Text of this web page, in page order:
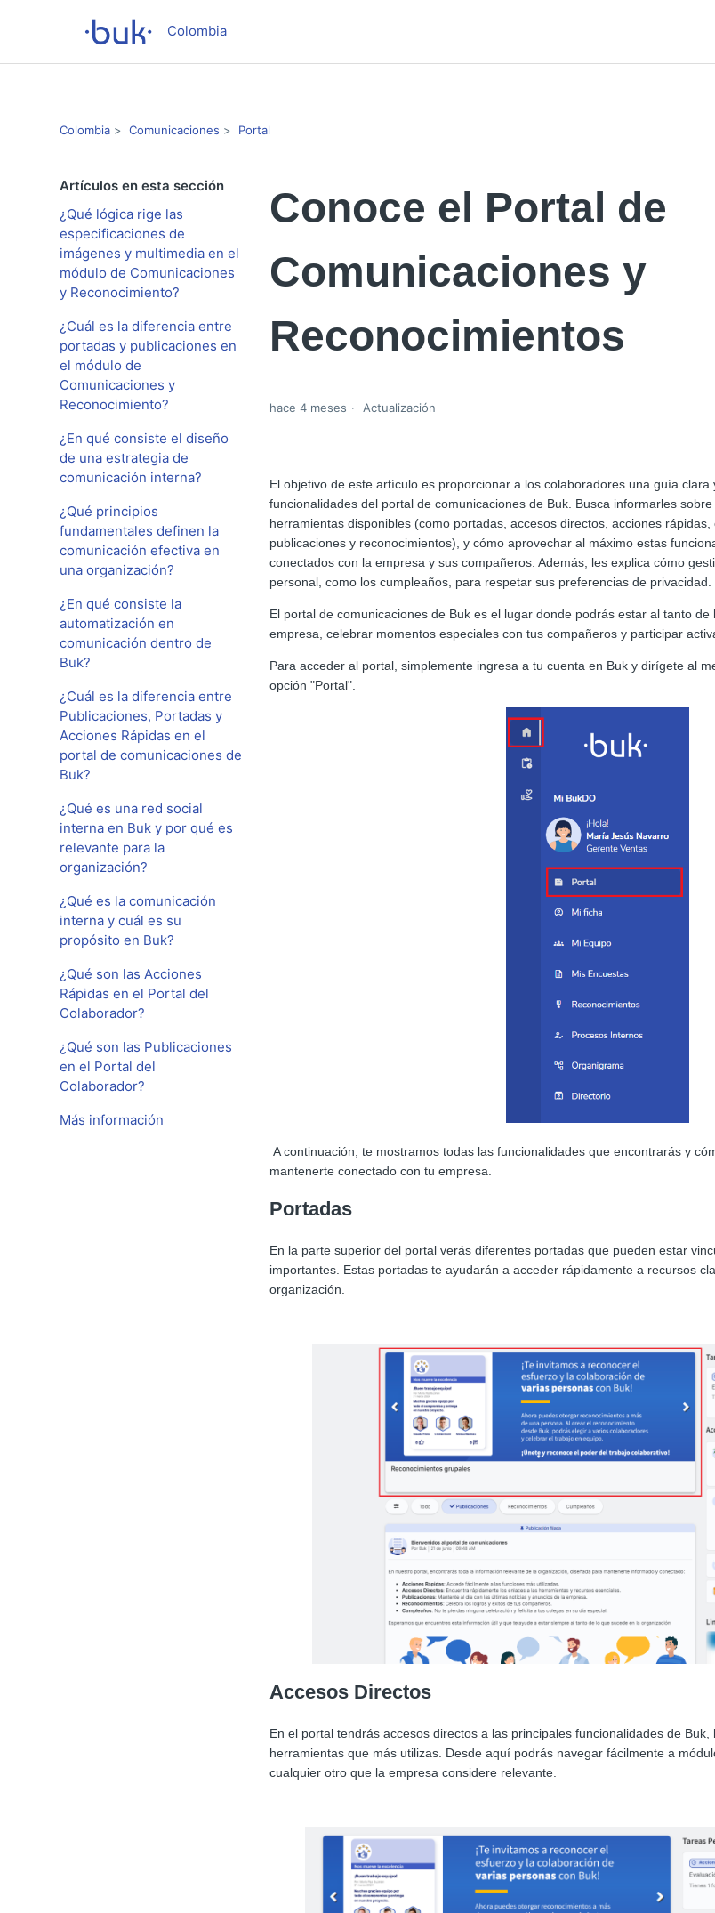
Colombia
Colombia Comunicaciones Portal
Artículos en esta sección
¿Qué lógica rige las
especificaciones de
imágenes y multimedia en el
módulo de Comunicaciones
y Reconocimiento?
¿Cuál es la diferencia entre
portadas y publicaciones en
el módulo de
Comunicaciones y
Reconocimiento?
¿En qué consiste el diseño
de una estrategia de
comunicación interna?
¿Qué principios
fundamentales definen la
comunicación efectiva en
una organización?
¿En qué consiste la
automatización en
comunicación dentro de
Buk?
¿Cuál es la diferencia entre
Publicaciones, Portadas y
Acciones Rápidas en el
portal de comunicaciones de
Buk?
¿Qué es una red social
interna en Buk y por qué es
relevante para la
organización?
¿Qué es la comunicación
interna y cuál es su
propósito en Buk?
¿Qué son las Acciones
Rápidas en el Portal del
Colaborador?
¿Qué son las Publicaciones
en el Portal del
Colaborador?
Más información
Conoce el Portal de
Comunicaciones y
Reconocimientos
hace 4 meses Actualización
El objetivo de este artículo es proporcionar a los colaboradores una guía
funcionalidades del portal de comunicaciones de Buk. Busca informarles
herramientas disponibles (como portadas, accesos directos, acciones rápidas,
publicaciones y reconocimientos), y cómo aprovechar al máximo estas
conectados con la empresa y sus compañeros. Además, les explica cómo
personal, como los cumpleaños, para respetar sus preferencias de privacidad.
El portal de comunicaciones de Buk es el lugar donde podrás estar al tanto de
empresa, celebrar momentos especiales con tus compañeros y participar
Para acceder al portal, simplemente ingresa a tu cuenta en Buk y dirígete al
opción "Portal".
A continuación, te mostramos todas las funcionalidades que encontrarás y
mantenerte conectado con tu empresa.
Portadas
En la parte superior del portal verás diferentes portadas que pueden estar
importantes. Estas portadas te ayudarán a acceder rápidamente a recursos
organización.
Accesos Directos
En el portal tendrás accesos directos a las principales funcionalidades de
herramientas que más utilizas. Desde aquí podrás navegar fácilmente a
cualquier otro que la empresa considere relevante.